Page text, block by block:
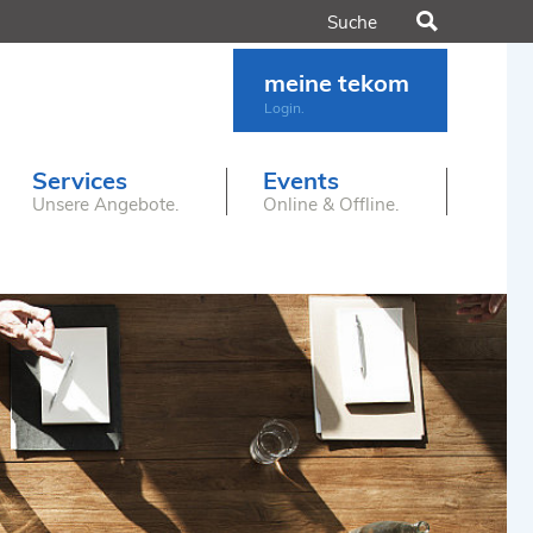
Services
Unsere Angebote.
Events
Online & Offline.
meine tekom
Login.